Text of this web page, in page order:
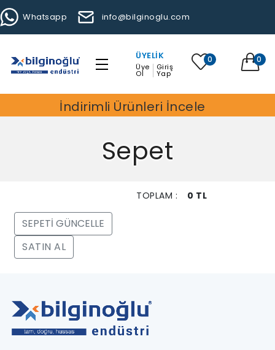
Whatsapp info@bilginoglu.com
ÜYELIK
Üye
Ol
Giriş
Yap
0 0
İndirimli Ürünleri İncele
Sepet
TOPLAM :
0 TL
SATIN AL